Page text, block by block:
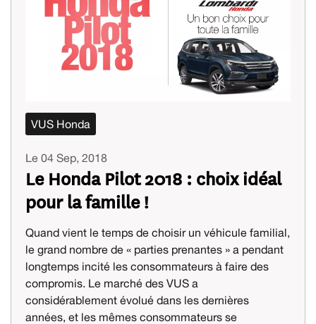
VUS Honda
Le 04 Sep, 2018
Le Honda Pilot 2018 : choix idéal
pour la famille !
Quand vient le temps de choisir un véhicule familial,
le grand nombre de « parties prenantes » a pendant
longtemps incité les consommateurs à faire des
compromis. Le marché des VUS a
considérablement évolué dans les dernières
années, et les mêmes consommateurs se